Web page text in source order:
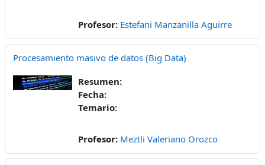
Profesor: Estefani Manzanilla Aguirre
Procesamiento masivo de datos (Big Data)
Resumen:
Fecha:
Temario:
Profesor: Meztli Valeriano Orozco